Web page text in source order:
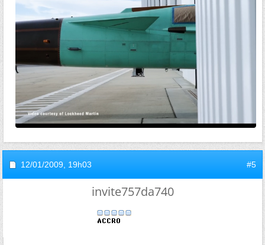
12/01/2009, 19h03 #5
invite757da740